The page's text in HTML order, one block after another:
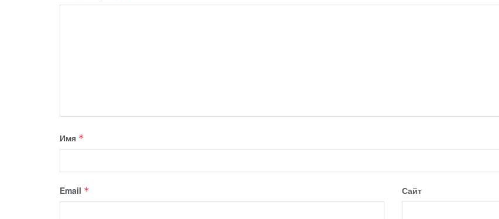
Имя *
Email * Сайт